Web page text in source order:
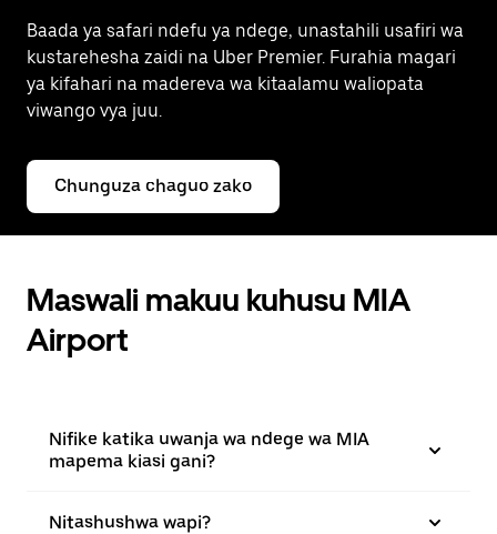
Baada ya safari ndefu ya ndege, unastahili usafiri wa
kustarehesha zaidi na Uber Premier. Furahia magari
ya kifahari na madereva wa kitaalamu waliopata
viwango vya juu.
Chunguza chaguo zako
Maswali makuu kuhusu MIA
Airport
Nifike katika uwanja wa ndege wa MIA
mapema kiasi gani?
Nitashushwa wapi?